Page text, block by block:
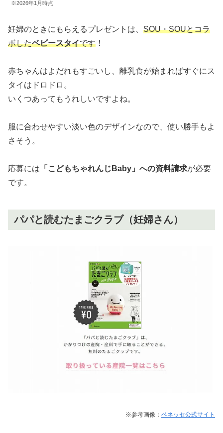
※2026年1月時点
妊婦のときにもらえるプレゼントは、 SOU・SOUとコラ
ボしたベビースタイです ！
赤ちゃんはよだれもすごいし、離乳食が始まればすぐにス
タイはドロドロ。
いくつあってもうれしいですよね。
服に合わせやすい淡い色のデザインなので、使い勝手もよ
さそう。
応募には 「こどもちゃれんじBaby」への資料請求が必要
です。
パパと読むたまごクラブ（妊婦さん）
※参考画像： ベネッセ公式サイト